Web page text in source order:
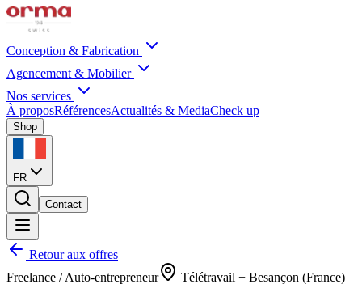
Conception & Fabrication
Agencement & Mobilier
Nos services
À proposRéférencesActualités & MediaCheck up
Shop
FR
Contact
Retour aux offres
Freelance / Auto-entrepreneur
Télétravail + Besançon (France)